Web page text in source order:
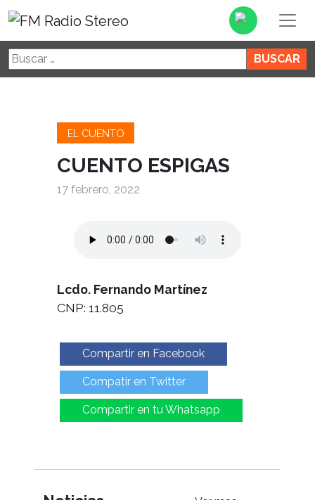
Buscar:
EL CUENTO
CUENTO ESPIGAS
17 febrero, 2022
Lcdo. Fernando Martínez
CNP: 11.805
Compartir en Facebook
Compatir en Twitter
Compartir en tu Whatsapp